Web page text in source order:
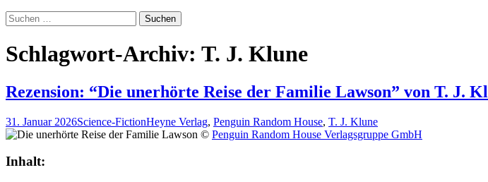
Suchen
nach:
Schlagwort-Archiv: T. J. Klune
Rezension: “Die unerhörte Reise der Familie Lawson” von T. J.
31. Januar 2026Science-FictionHeyne Verlag, Penguin Random House, T. J. Klune
© Penguin Random House Verlagsgruppe GmbH
Inhalt: